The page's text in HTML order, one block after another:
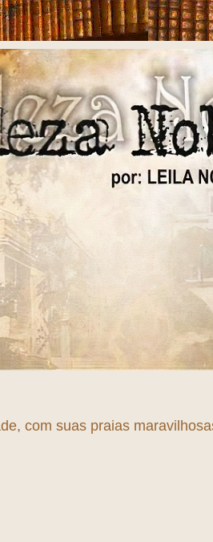
com suas praias